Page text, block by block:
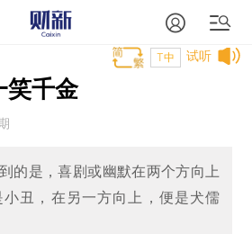
试听
T中
笑千金
的是，喜剧或幽默在两个方向上
丑，在另一方向上，便是犬儒